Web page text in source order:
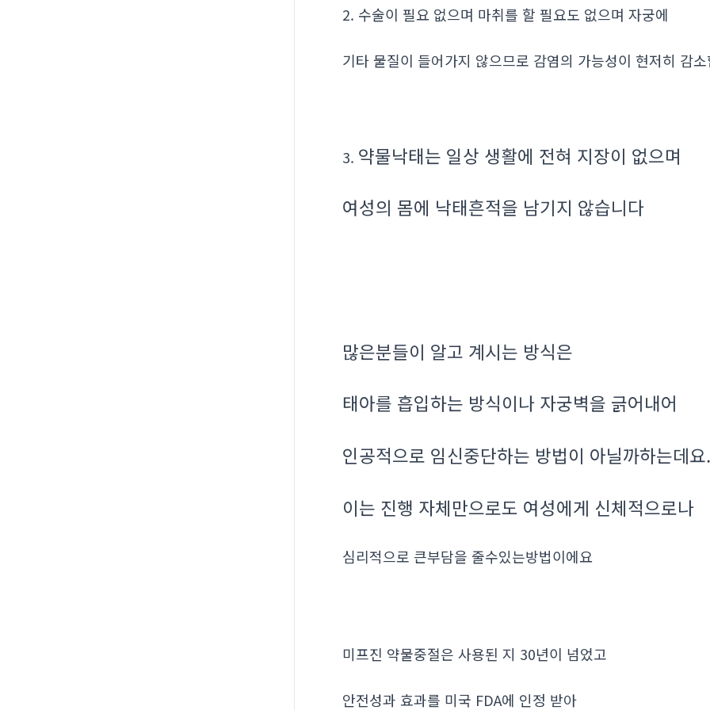
2. 수술이 필요 없으며 마취를 할 필요도 없으며 자궁에
기타 물질이 들어가지 않으므로 감염의 가능성이 현저히 감
3. 약물낙태는 일상 생활에 전혀 지장이 없으며
여성의 몸에 낙태흔적을 남기지 않습니다
많은분들이 알고 계시는 방식은
태아를 흡입하는 방식이나 자궁벽을 긁어내어
인공적으로 임신중단하는 방법이 아닐까하는데
이는 진행 자체만으로도 여성에게 신체적으로나
심리적으로 큰부담을 줄수있는방법이에요
미프진 약물중절은 사용된 지 30년이 넘었고
안전성과 효과를 미국 FDA에 인정 받아